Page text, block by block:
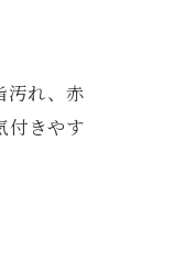
汚れ、赤
付きやす